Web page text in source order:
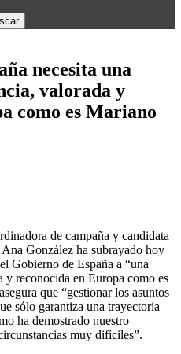
necesita una
valorada y
como es Mariano
de campaña y candidata
González ha subrayado hoy
Gobierno de España a “una
y reconocida en Europa como es
que “gestionar los asuntos
sólo garantiza una trayectoria
ha demostrado nuestro
muy difíciles”.